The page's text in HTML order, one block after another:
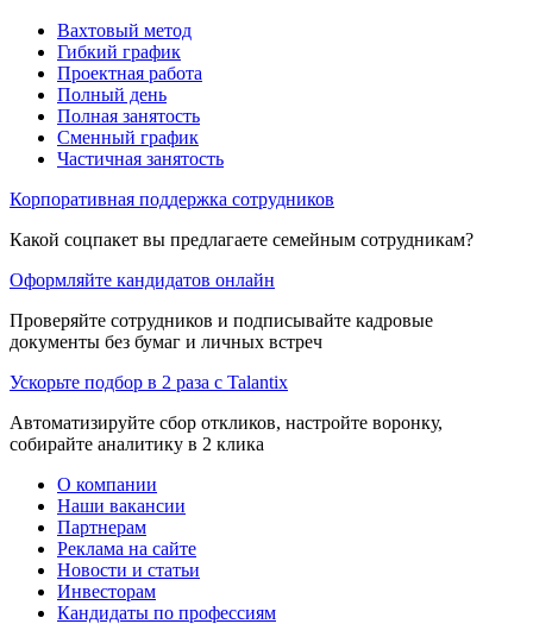
Вахтовый метод
Гибкий график
Проектная работа
Полный день
Полная занятость
Сменный график
Частичная занятость
Корпоративная поддержка сотрудников
Какой соцпакет вы предлагаете семейным сотрудникам?
Оформляйте кандидатов онлайн
Проверяйте сотрудников и подписывайте кадровые
документы без бумаг и личных встреч
Ускорьте подбор в 2 раза с Talantix
Автоматизируйте сбор откликов, настройте воронку,
собирайте аналитику в 2 клика
О компании
Наши вакансии
Партнерам
Реклама на сайте
Новости и статьи
Инвесторам
Кандидаты по профессиям